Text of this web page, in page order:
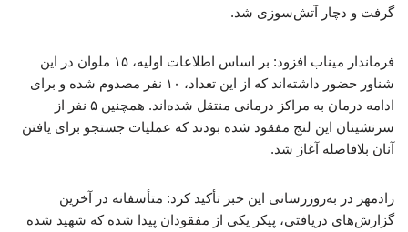
گرفت و دچار آتش‌سوزی شد.
فرماندار میناب افزود: بر اساس اطلاعات اولیه، ۱۵ ملوان در این
شناور حضور داشته‌اند که از این تعداد، ۱۰ نفر مصدوم شده و برای
ادامه درمان به مراکز درمانی منتقل شده‌اند. همچنین ۵ نفر از
سرنشینان این لنج مفقود شده بودند که عملیات جستجو برای یافتن
آنان بلافاصله آغاز شد.
رادمهر در به‌روزرسانی این خبر تأکید کرد: متأسفانه در آخرین
گزارش‌های دریافتی، پیکر یکی از مفقودان پیدا شده که شهید شده